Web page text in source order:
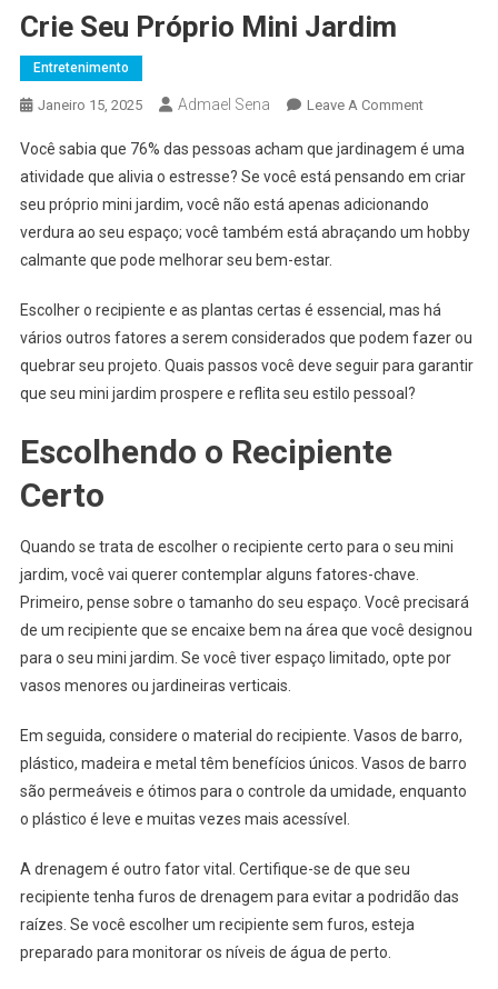
Crie Seu Próprio Mini Jardim
Entretenimento
Janeiro 15, 2025 Admael Sena Leave A CommentOn
Seu
Próprio
Mini
Jardim
Você sabia que 76% das pessoas acham que jardinagem é uma
atividade que alivia o estresse? Se você está pensando em criar
seu próprio mini jardim, você não está apenas adicionando
verdura ao seu espaço; você também está abraçando um hobby
calmante que pode melhorar seu bem-estar.
Escolher o recipiente e as plantas certas é essencial, mas há
vários outros fatores a serem considerados que podem fazer ou
quebrar seu projeto. Quais passos você deve seguir para garantir
que seu mini jardim prospere e reflita seu estilo pessoal?
Escolhendo o Recipiente
Certo
Quando se trata de escolher o recipiente certo para o seu mini
jardim, você vai querer contemplar alguns fatores-chave.
Primeiro, pense sobre o tamanho do seu espaço. Você precisará
de um recipiente que se encaixe bem na área que você designou
para o seu mini jardim. Se você tiver espaço limitado, opte por
vasos menores ou jardineiras verticais.
Em seguida, considere o material do recipiente. Vasos de barro,
plástico, madeira e metal têm benefícios únicos. Vasos de barro
são permeáveis e ótimos para o controle da umidade, enquanto
o plástico é leve e muitas vezes mais acessível.
A drenagem é outro fator vital. Certifique-se de que seu
recipiente tenha furos de drenagem para evitar a podridão das
raízes. Se você escolher um recipiente sem furos, esteja
preparado para monitorar os níveis de água de perto.